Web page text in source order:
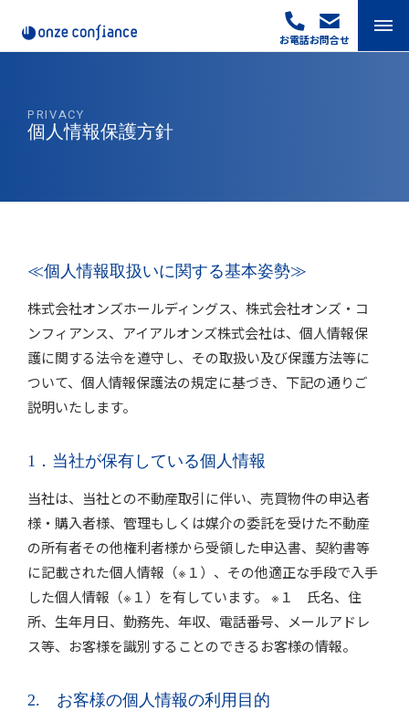
お電話お問合せ
PRIVACY
個人情報保護方針
≪個人情報取扱いに関する基本姿勢≫
株式会社オンズホールディングス、株式会社オンズ・ コ
ンフィアンス、アイアルオンズ株式会社は、個人情報保
護に関する法令を遵守し、その取扱い及び保護方法等に
ついて、個人情報保護法の規定に基づき、下記の通りご
説明いたします。
1．当社が保有している個人情報
当社は、当社との不動産取引に伴い、売買物件の申込者
様・購入者様、管理もしくは媒介の委託を受けた不動産
の所有者その他権利者様から受領した申込書、契約書等
に記載された個人情報（※１）、その他適正な手段で入手
した個人情報（※１）を有しています。 ※１ 氏名、住
所、生年月日、勤務先、年収、電話番号、メールアドレ
ス等、お客様を識別することのできるお客様の情報。
2. お客様の個人情報の利用目的